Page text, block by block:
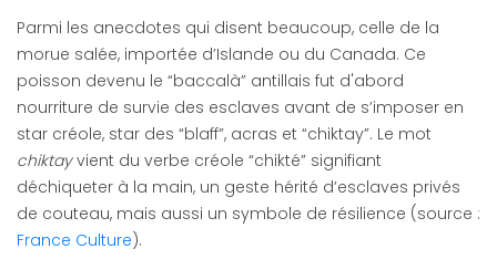
Parmi les anecdotes qui disent beaucoup, celle de la
morue salée, importée d’Islande ou du Canada. Ce
poisson devenu le “baccalà” antillais fut d'abord
nourriture de survie des esclaves avant de s’imposer en
star créole, star des “blaff”, acras et “chiktay”. Le mot
chiktayvient du verbe créole “chikté” signifiant
déchiqueter à la main, un geste hérité d’esclaves privés
de couteau, mais aussi un symbole de résilience (source :
France Culture).